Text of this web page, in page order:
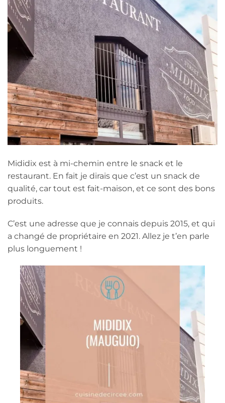
Mididix est à mi-chemin entre le snack et le
restaurant. En fait je dirais que c’est un snack de
qualité, car tout est fait-maison, et ce sont des bons
produits.
C’est une adresse que je connais depuis 2015, et qui
a changé de propriétaire en 2021. Allez je t’en parle
plus longuement !